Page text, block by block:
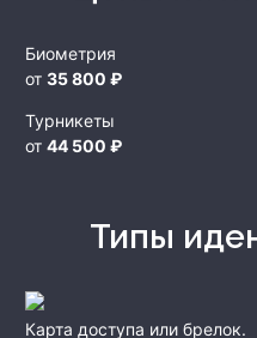
Биометрия
от 35 800 ₽
Турникеты
от 44 500 ₽
Типы
Карта доступа или брелок.